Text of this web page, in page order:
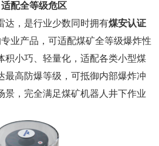
配全等级危区
达，是行业少数同时拥有煤安认证
专业产品，可适配煤矿全等级爆炸性
积小巧、轻量化，适配各类小型煤
最高防爆等级，可抵御内部爆炸冲
景，完全满足煤矿机器人井下作业